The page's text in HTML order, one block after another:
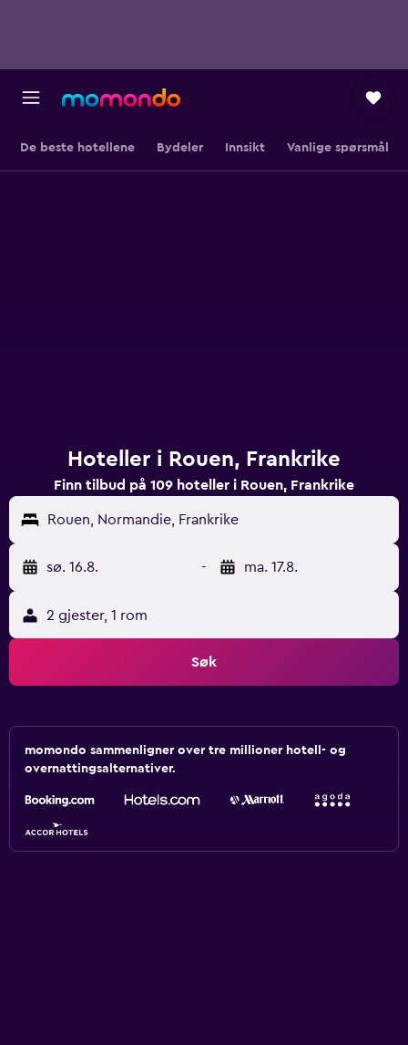
De beste hotellene Bydeler Innsikt Vanlige spørsmål
Hoteller i Rouen, Frankrike
Finn tilbud på 109 hoteller i Rouen, Frankrike
Rouen, Normandie, Frankrike
sø. 16.8. - ma. 17.8.
2 gjester, 1 rom
Søk
momondo sammenligner over tre millioner hotell- og
overnattingsalternativer.